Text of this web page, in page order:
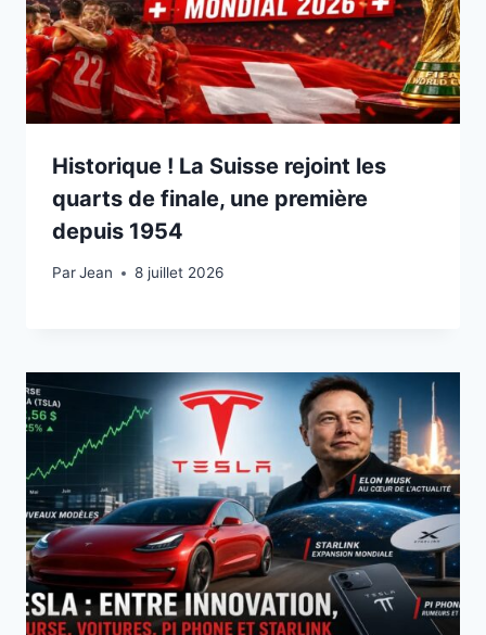
Historique ! La Suisse rejoint les
quarts de finale, une première
depuis 1954
ParJean
8 juillet 20268 juillet 2026